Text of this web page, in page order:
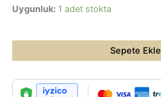
Uygunluk: 1 adet stokta
adet
Sepete Ekle